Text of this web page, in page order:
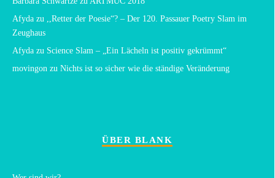
Afyda zu
,,Retter der Poesie“? – Der 120. Passauer Poetry Slam im
Zeughaus
Afyda zu Science Slam – „Ein Lächeln ist positiv gekrümmt“
movingon zu Nichts ist so sicher wie die ständige Veränderung
ÜBER BLANK